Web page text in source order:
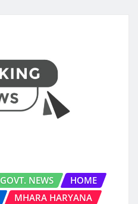
GOVT. NEWS
HOME
MHARA HARYANA